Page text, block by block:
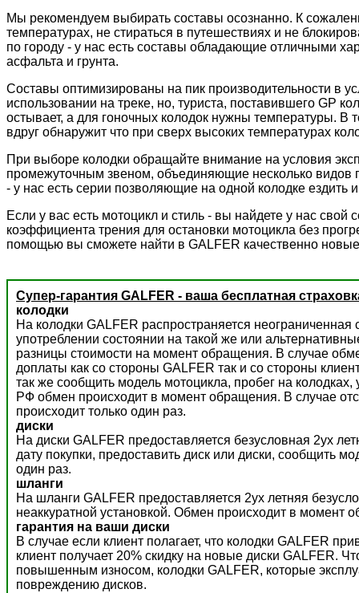
Мы рекомендуем выбирать составы осознанно. К
температурах, не стираться в путешествиях и не
по городу - у нас есть составы обладающие отличными
асфальта и грунта.
Составы оптимизированы на пик производительности в
использовании на треке, но, туриста, поставившего GP
остывает, а для гоночных колодок нужны температуры. В
вдруг обнаружит что при сверх высоких температурах
При выборе колодки обращайте внимание на условия
промежуточным звеном, объединяющие несколько видов
- у нас есть серии позволяющие на одной колодке ездить
Если у вас есть мотоцикл и стиль - вы найдете у нас
коэффициента трения для остановки мотоцикла без
помощью вы сможете найти в GALFER качественно
Супер-гарантия GALFER - ваша бесплатная
колодки
На колодки GALFER распространяется
употреблении состоянии на такой же или
разницы стоимости на момент обращения. В случае
доплаты как со стороны GALFER так и со стороны
так же сообщить модель мотоцикла, пробег на
РФ обмен происходит в момент обращения. В случае
происходит только один раз.
диски
На диски GALFER предоставляется безусловная 2ух
дату покупки, предоставить диск или диски, сообщить
один раз.
шланги
На шланги GALFER предоставляется 2ух летняя
неаккуратной установкой. Обмен происходит в момент
гарантия на ваши диски
В случае если клиент полагает, что колодки GALFER
клиент получает 20% скидку на новые диски GALFER.
повышенным износом, колодки GALFER, которые
повреждению дисков.